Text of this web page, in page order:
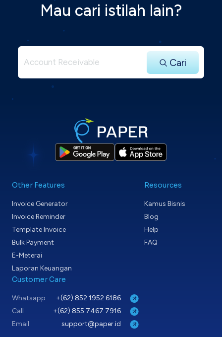
Mau cari istilah lain?
Cari
Other Features
Invoice Generator
Invoice Reminder
Template Invoice
Bulk Payment
E-Meterai
Laporan Keuangan
Resources
Kamus Bisnis
Blog
Help
FAQ
Customer Care
Whatsapp
+(62) 852 1952 6186
Call
+(62) 855 7467 7916
Email
support@paper.id